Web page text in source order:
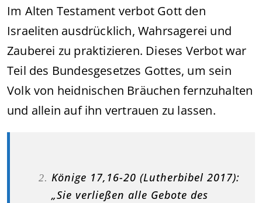
Im Alten Testament verbot Gott den
Israeliten ausdrücklich, Wahrsagerei und
Zauberei zu praktizieren. Dieses Verbot war
Teil des Bundesgesetzes Gottes, um sein
Volk von heidnischen Bräuchen fernzuhalten
und allein auf ihn vertrauen zu lassen.
Könige 17,16-20 (Lutherbibel 2017):
„Sie verließen alle Gebote des